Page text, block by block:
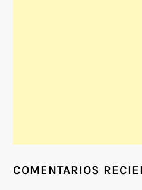
COMENTARIOS